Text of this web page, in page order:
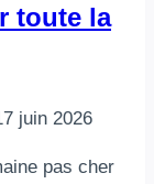
toute la
juin 2026
pas cher